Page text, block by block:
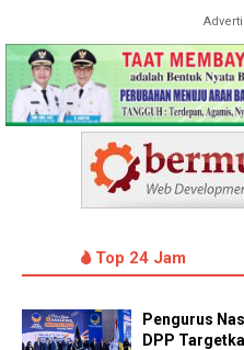
Top 24 Jam
Pengurus
DPP